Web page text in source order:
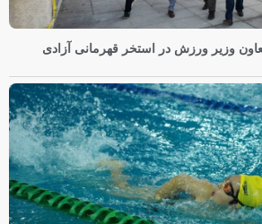
وزیر ورزش در استخر قهرمانی آزادی